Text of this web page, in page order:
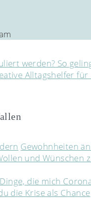
werden? So
Alltagshelfer für
Gewohnheiten
und Wünschen
die mich
die Krise als Chance